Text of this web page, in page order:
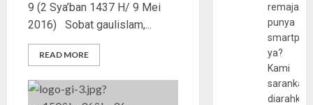
9 (2 Sya’ban 1437 H/ 9 Mei
2016) Sobat gaulislam,...
READ MORE
remaja
punya
ya?
Kami
sarankan,
diarahkan